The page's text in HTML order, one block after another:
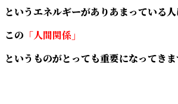
というエネルギーがありあまっている
この 「人間関係」
というものがとっても重要になってきま